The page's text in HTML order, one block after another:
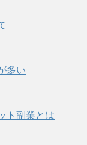
多い
ト副業とは